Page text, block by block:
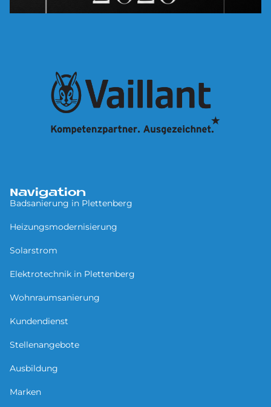
Navigation
Badsanierung in Plettenberg
Heizungsmodernisierung
Solarstrom
Elektrotechnik in Plettenberg
Wohnraumsanierung
Kundendienst
Stellenangebote
Ausbildung
Marken